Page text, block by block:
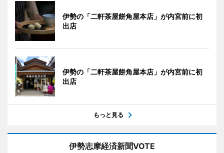
伊勢の「二軒茶屋餅角屋本店」が内宮前に初
出店
伊勢の「二軒茶屋餅角屋本店」が内宮前に初
出店
もっと見る
伊勢志摩経済新聞VOTE